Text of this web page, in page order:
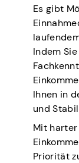
Es gibt
Indem
Ihnen in
und
Mit
Priorität